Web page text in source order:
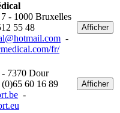
7 - 1000 Bruxelles
55 48
-
fr/
Afficher
7370 Dour
60 16 89
-
Afficher